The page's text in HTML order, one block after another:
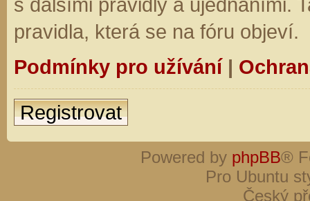
pravidla, která se na fóru objeví.
Podmínky pro užívání|
Registrovat
Powered by phpBB®
Pro Ubuntu
Český